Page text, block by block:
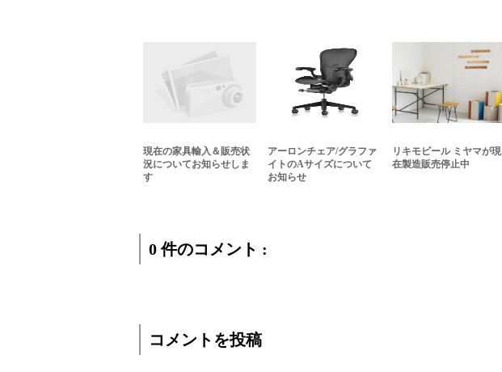
現在の家具輸入＆販売状
況についてお知らせしま
す
アーロンチェア/グラファ
イトのAサイズについて
お知らせ
リキモビール ミヤマが現
在製造販売停止中
0 件のコメント :
コメントを投稿